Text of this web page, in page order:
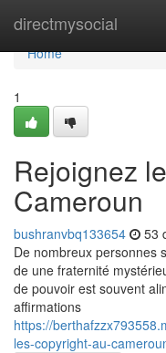
directmysocial
Home
Home
1
Rejoignez
Cameroun
bushranvbq133654 53
De nombreux personnes
de une fraternité
de pouvoir est souvent
affirmations
https://
les-copyright-au-